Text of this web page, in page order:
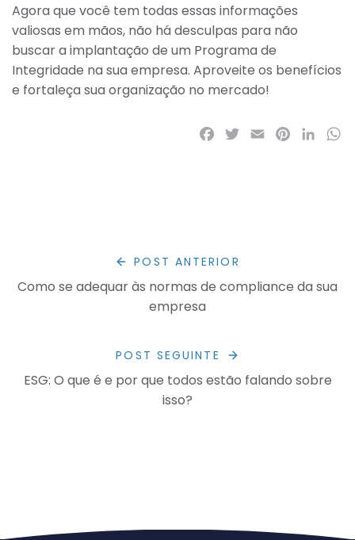
Agora que você tem todas essas informações
valiosas em mãos, não há desculpas para não
buscar a implantação de um Programa de
Integridade na sua empresa. Aproveite os benefícios
e fortaleça sua organização no mercado!
Facebook
Twitter
EmailPinterest
POST ANTERIOR
Como se adequar às normas de compliance da sua
empresa
POST SEGUINTE
ESG: O que é e por que todos estão falando sobre
isso?